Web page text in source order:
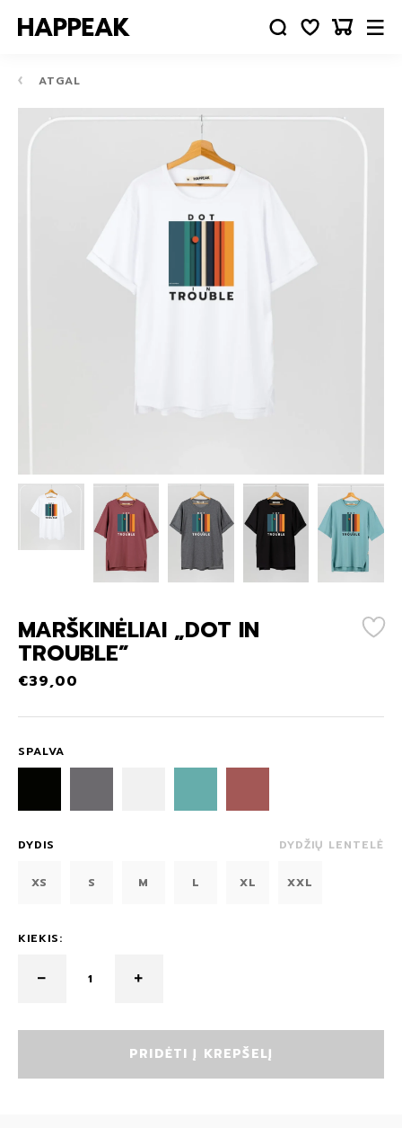
ATGAL
MARŠKINĖLIAI „DOT IN
TROUBLE”
€39,00
SPALVA
DYDIS DYDŽIŲ LENTELĖ
XS S M L XL XXL
KIEKIS:
PRIDĖTI Į KREPŠELĮ